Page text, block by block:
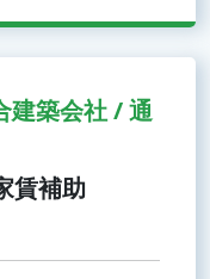
建築会社 / 通
賃補助